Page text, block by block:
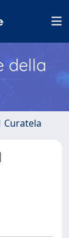
della
Curatela